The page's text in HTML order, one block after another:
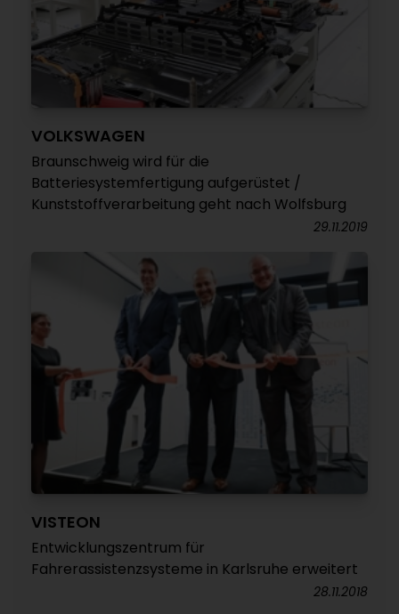
VOLKSWAGEN
Braunschweig wird für die
Batteriesystemfertigung aufgerüstet /
Kunststoffverarbeitung geht nach Wolfsburg
29.11.2019
VISTEON
Entwicklungszentrum für
Fahrerassistenzsysteme in Karlsruhe erweitert
28.11.2018